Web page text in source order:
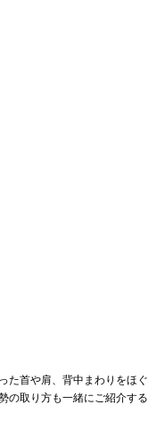
た首や肩、背中まわりをほぐ
の取り方も一緒にご紹介する